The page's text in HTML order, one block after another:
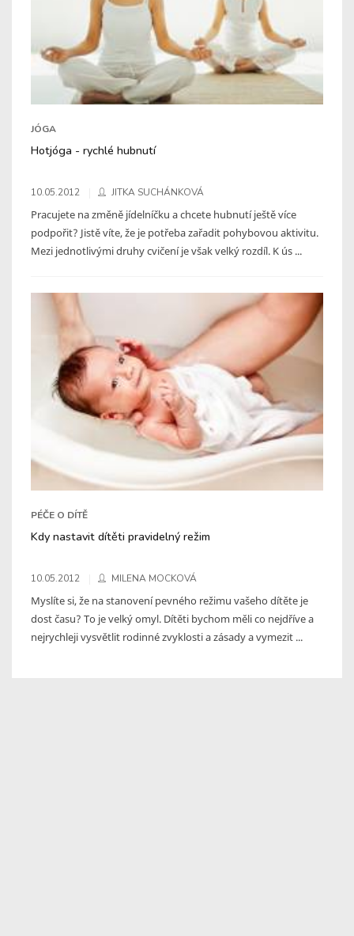
JÓGA
Hotjóga - rychlé hubnutí
10.05.2012 JITKA SUCHÁNKOVÁ
Pracujete na změně jídelníčku a chcete hubnutí ještě více
podpořit? Jistě víte, že je potřeba zařadit pohybovou aktivitu.
Mezi jednotlivými druhy cvičení je však velký rozdíl. K ús ...
PÉČE O DÍTĚ
Kdy nastavit dítěti pravidelný režim
10.05.2012 MILENA MOCKOVÁ
Myslíte si, že na stanovení pevného režimu vašeho dítěte je
dost času? To je velký omyl. Dítěti bychom měli co nejdříve a
nejrychleji vysvětlit rodinné zvyklosti a zásady a vymezit ...